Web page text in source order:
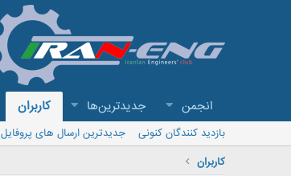
انجمن جدیدترین‌ها کاربران
بازدید کنندگان کنونی جدیدترین ارسال های پروفایل
کاربران